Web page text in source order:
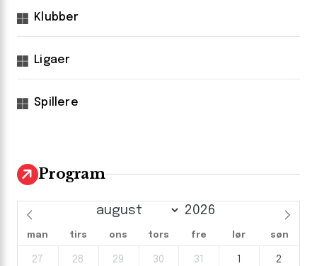
Klubber
Ligaer
Spillere
Program
man tirs ons tors fre lør søn
27 28 29 30 31 1 2